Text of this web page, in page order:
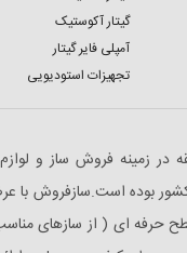
گیتار آکوستیک
آمپلی فایر گیتار
تجهیزات استودیویی
با بیش از 18 سال سابقه در زمینه
بوده است.سازفروش با
حرفه ای ( از سازهای